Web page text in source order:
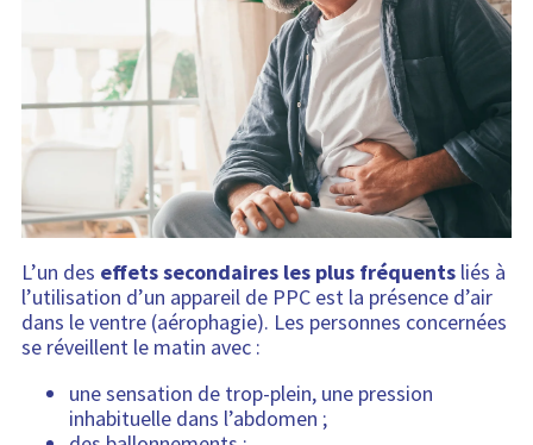
L’un des effets secondaires les plus fréquents liés à
l’utilisation d’un appareil de PPC est la présence d’air
dans le ventre (aérophagie). Les personnes concernées
se réveillent le matin avec :
une sensation de trop-plein, une pression
inhabituelle dans l’abdomen ;